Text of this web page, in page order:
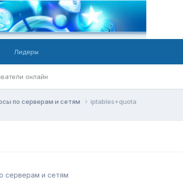
онлайн
Лидеры
по серверам и сетям iptables+quota
серверам и сетям